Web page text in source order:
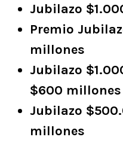
Jubilazo
Premio
millones
Jubilazo
$600 millones
Jubilazo
millones